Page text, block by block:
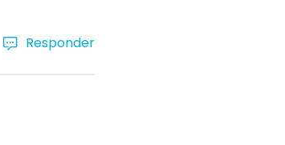
Responder